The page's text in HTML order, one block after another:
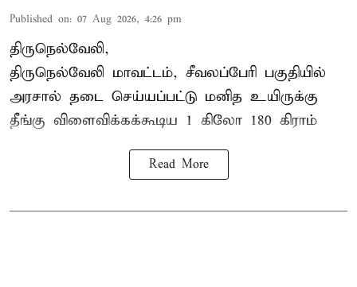
Published on: 07 Aug 2026, 4:26 pm
திருநெல்வேலி,
திருநெல்வேலி மாவட்டம், சீவலப்பேரி பகுதியில்
அரசால் தடை செய்யப்பட்டு மனித உயிருக்கு
தீங்கு விளைவிக்கக்கூடிய 1 கிலோ 180 கிராம்
Read More